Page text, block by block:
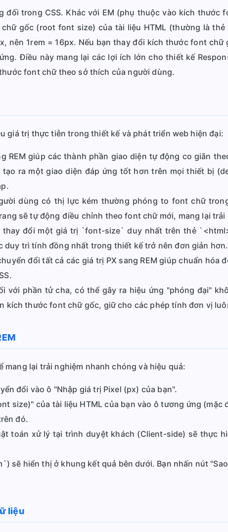
đối trong CSS. Khác với EM (phụ thuộc vào kích thước
gốc (root font size) của tài liệu HTML (thường là
nên 1rem = 16px. Nếu bạn thay đổi kích thước font chữ
Điều này mang lại các lợi ích lớn cho thiết kế
font chữ theo sở thích của người dùng.
giá trị thực tiễn trong thiết kế và phát triển web hiện đại:
REM giúp các thành phần giao diện tự động co giãn
ra một giao diện đáp ứng tốt hơn trên mọi thiết bị
dùng có thị lực kém thường phóng to font chữ
sẽ tự động điều chỉnh theo font chữ mới, mang lại
thay đổi một giá trị `font-size` duy nhất trên thẻ
duy trì tính đồng nhất trong thiết kế trở nên đơn giản hơn.
đổi tất cả các giá trị PX sang REM giúp chuẩn hóa
với phần tử cha, có thể gây ra hiệu ứng "phóng đại"
kích thước font chữ gốc, giữ cho các phép tính đơn vị
mang lại trải nghiệm nhanh chóng và hiệu quả:
đổi vào ô "Nhập giá trị Pixel (px) của bạn".
size)" của tài liệu HTML của bạn vào ô tương ứng (mặc
đó.
toán xử lý tại trình duyệt khách (Client-side) sẽ thực
sẽ hiển thị ở khung kết quả bên dưới. Bạn nhấn nút
liệu